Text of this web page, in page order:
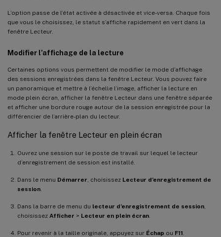
L’option passe de l’état activée à désactivée et vice-versa. Chaque fois
que vous le choisissez, le statut s’affiche rapidement en vert dans la
fenêtre Lecteur.
Modifier l’affichage de la lecture
Certaines options vous permettent de modifier le mode d’affichage
des sessions enregistrées dans la fenêtre Lecteur. Vous pouvez faire
un panoramique et mettre à l’échelle l’image, afficher la lecture en
mode plein écran, afficher la fenêtre Lecteur dans une fenêtre séparée
et afficher une bordure rouge autour de la session enregistrée pour la
différencier de l’arrière-plan du lecteur.
Afficher la fenêtre Lecteur en plein écran
Ouvrez une session sur le poste de travail sur lequel le lecteur
d’enregistrement de session est installé.
Dans le menu Démarrer , choisissez Lecteur d’enregistrement de
session
Dans la barre de menu du lecteur d’enregistrement de session
choisissez Afficher > Lecteur en plein écran
Pour revenir à la taille originale, appuyez sur Échap ou F11